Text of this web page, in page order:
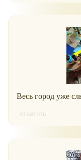
Весь город уже
ответить